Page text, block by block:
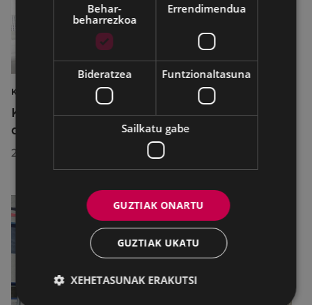
KIROLAK
Kirol-instalazioetako ordutegiak egokitu
dira abuztuan, hobekuntza-lanak egiteko
2026/07/29
Behar-
beharrezkoa
Errendimendua
Bideratzea Funtzionaltasuna
Sailkatu gabe
GUZTIAK ONARTU
GUZTIAK UKATU
XEHETASUNAK ERAKUTSI